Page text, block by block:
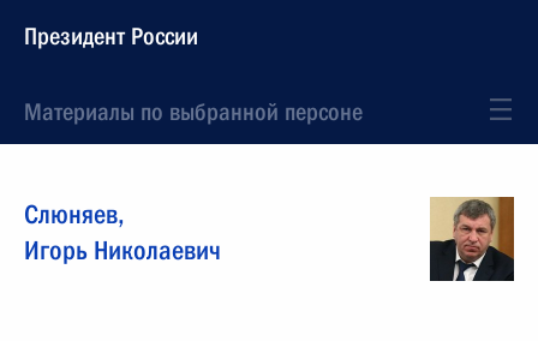
Президент России
Материалы по выбранной персоне
Слюняев,
Игорь Николаевич